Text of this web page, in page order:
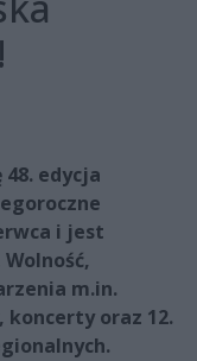
edycja
i jest
m.in.
oraz 12.